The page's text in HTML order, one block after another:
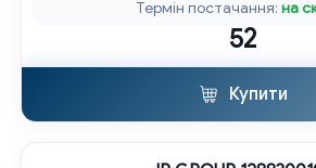
Термін постачання:на
52
Купити